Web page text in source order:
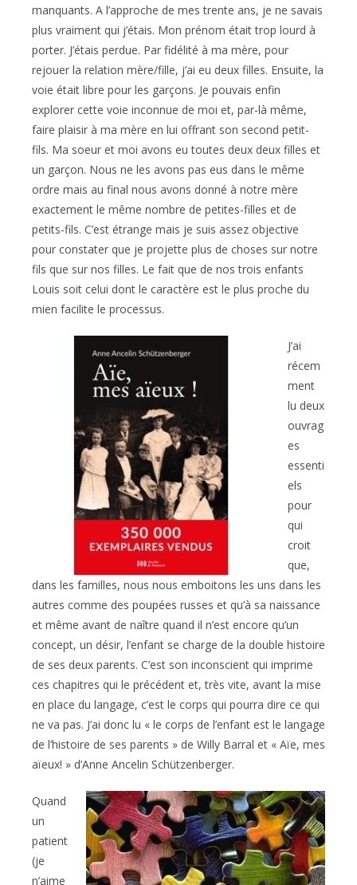
manquants. A l’approche de mes trente ans, je ne savais
plus vraiment qui j’étais. Mon prénom était trop lourd à
porter. J’étais perdue. Par fidélité à ma mère, pour
rejouer la relation mère/fille, j’ai eu deux filles. Ensuite, la
voie était libre pour les garçons. Je pouvais enfin
explorer cette voie inconnue de moi et, par-là même,
faire plaisir à ma mère en lui offrant son second petit-
fils. Ma soeur et moi avons eu toutes deux deux filles et
un garçon. Nous ne les avons pas eus dans le même
ordre mais au final nous avons donné à notre mère
exactement le même nombre de petites-filles et de
petits-fils. C’est étrange mais je suis assez objective
pour constater que je projette plus de choses sur notre
fils que sur nos filles. Le fait que de nos trois enfants
Louis soit celui dont le caractère est le plus proche du
mien facilite le processus.
J’ai
récem
ment
lu deux
ouvrag
es
essenti
els
pour
qui
croit
que,
dans les familles, nous nous emboitons les uns dans les
autres comme des poupées russes et qu’à sa naissance
et même avant de naître quand il n’est encore qu’un
concept, un désir, l’enfant se charge de la double histoire
de ses deux parents. C’est son inconscient qui imprime
ces chapitres qui le précédent et, très vite, avant la mise
en place du langage, c’est le corps qui pourra dire ce qui
ne va pas. J’ai donc lu « le corps de l’enfant est le langage
de l’histoire de ses parents » de Willy Barral et « Aïe, mes
aïeux! » d’Anne Ancelin Schützenberger.
Quand
un
patient
(je
n’aime